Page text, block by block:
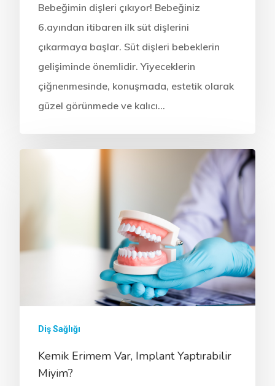
Bebeğimin dişleri çıkıyor! Bebeğiniz
6.ayından itibaren ilk süt dişlerini
çıkarmaya başlar. Süt dişleri bebeklerin
gelişiminde önemlidir. Yiyeceklerin
çiğnenmesinde, konuşmada, estetik olarak
güzel görünmede ve kalıcı…
Diş Sağlığı
Kemik Erimem Var, Implant Yaptırabilir
Miyim?
ONLINE RANDEVU
Anasayfa
Kurumsal
Sağlık Turizmi
CERRAHİ
Kliniklerimiz